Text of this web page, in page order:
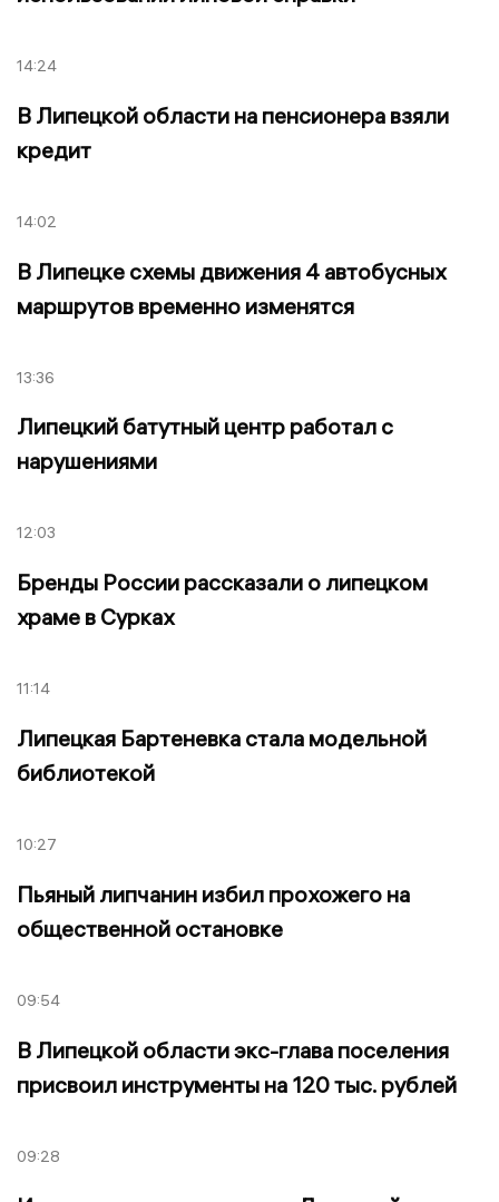
14:24
В Липецкой области на пенсионера взяли
кредит
14:02
В Липецке схемы движения 4 автобусных
маршрутов временно изменятся
13:36
Липецкий батутный центр работал с
нарушениями
12:03
Бренды России рассказали о липецком
храме в Сурках
11:14
Липецкая Бартеневка стала модельной
библиотекой
10:27
Пьяный липчанин избил прохожего на
общественной остановке
09:54
В Липецкой области экс-глава поселения
присвоил инструменты на 120 тыс. рублей
09:28